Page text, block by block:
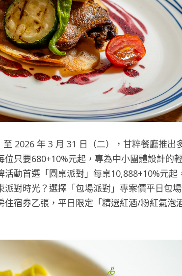
2026 年 3 月 31 日（二），甘粹餐廳推出
位只要680+10%元起，專為中小團體設計的
活動首選「圓桌派對」每桌10,888+10%元
派對時光？選擇「包場派對」專案價平日包
住宿券乙張，平日限定「精選紅酒/粉紅氣泡